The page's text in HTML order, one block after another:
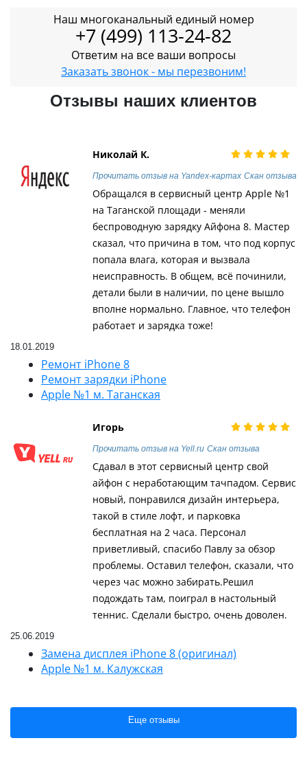
Наш многоканальный единый номер
+7 (499) 113-24-82
Ответим на все ваши вопросы
Заказать звонок - мы перезвоним!
Отзывы наших клиентов
Николай К.
Прочитать отзыв на Yandex-картах Скан отзыва
Обращался в сервисный центр Apple №1
на Таганской площади - меняли
беспроводную зарядку Айфона 8. Мастер
сказал, что причина в том, что под корпус
попала влага, которая и вызвала
неисправность. В общем, всё починили,
детали были в наличии, по цене вышло
вполне нормально. Главное, что телефон
работает и зарядка тоже!
18.01.2019
Ремонт iPhone 8
Ремонт зарядки iPhone
Apple №1 м. Таганская
Игорь
Прочитать отзыв на Yell.ru Скан отзыва
Сдавал в этот сервисный центр свой
айфон с неработающим тачпадом. Сервис
новый, понравился дизайн интерьера,
такой в стиле лофт, и парковка
бесплатная на 2 часа. Персонал
приветливый, спасибо Павлу за обзор
проблемы. Оставил телефон, сказали, что
через час можно забирать.Решил
подождать там, поиграл в настольный
теннис. Сделали быстро, очень доволен.
25.06.2019
Замена дисплея iPhone 8 (оригинал)
Apple №1 м. Калужская
Еще отзывы